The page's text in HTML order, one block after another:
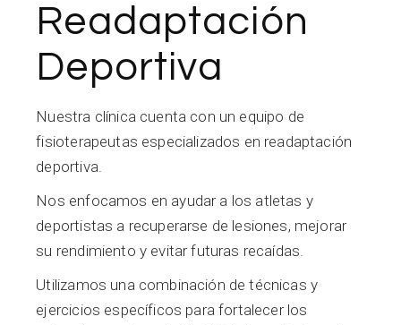
Readaptación
Deportiva
Nuestra clínica cuenta con un equipo de
fisioterapeutas especializados en readaptación
deportiva.
Nos enfocamos en ayudar a los atletas y
deportistas a recuperarse de lesiones, mejorar
su rendimiento y evitar futuras recaídas.
Utilizamos una combinación de técnicas y
ejercicios específicos para fortalecer los